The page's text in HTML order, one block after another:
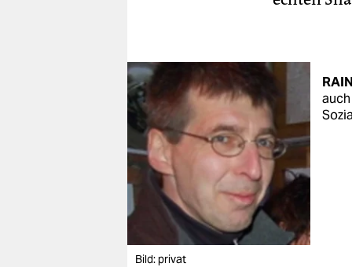
Bild: privat